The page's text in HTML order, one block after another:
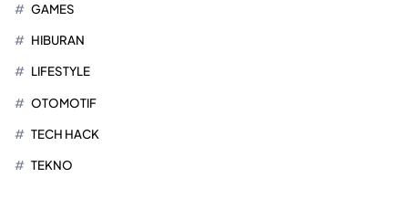
GAMES
HIBURAN
LIFESTYLE
OTOMOTIF
TECH HACK
TEKNO